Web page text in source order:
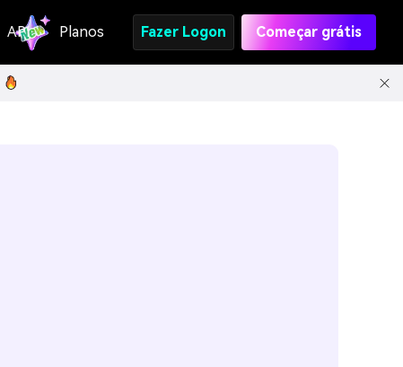
API Planos Fazer Logon Começar grátis